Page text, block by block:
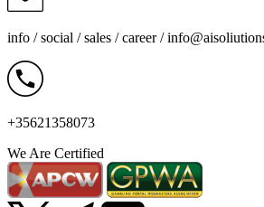
info / social / sales / career /
+35621358073
We Are Certified